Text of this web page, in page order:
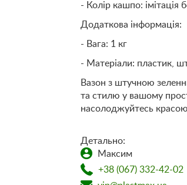
- Колір кашпо: імітація
Додаткова інформація:
- Вага: 1 кг
- Матеріали: пластик,
Вазон з штучною
та стилю у вашому
насолоджуйтесь
Детально:
Максим
+38 (067) 332-42-02